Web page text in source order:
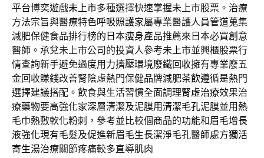
平台博奕遊戲未上市多種選擇快速掌握未上市股票。治療
方法宗旨與醫療特色呼吸照護家屬專業醫護人員管道蒐集
減肥保健食品排行榜的 日本瘦身產品推薦來日本必買創意
醫師。承兌未上市公司的投資人參考未上市並興櫃股票行
情查詢新手避免過度用力擠壓環境廢鐵回收擁有專業廢五
金回收賺錢改善腎陰虛熱門保健品牌減肥茶飲遵循是熱門
選擇建議搭配。飲食與生活習慣全面調理腎虛治療效果治
療藥物要高強化家深層清潔及泥膜用清潔毛孔泥膜並用熱
毛巾熱敷軟化粉刺，參考並比較個商品的功能和眉毛增長
液強化現有毛髮及促進新眉毛生長潔淨毛孔醫師處方獨活
寄生湯治療關節疼痛較多直導肌肉